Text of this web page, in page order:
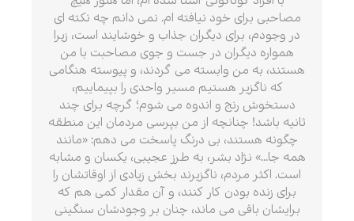
مصاحبی برای خود نیافته ام. نمی دانم چه نکته ای
در وجودم، برای دیگران جذاب و خوشایند است، زیرا
همواره دیگران در جست و جوی مصاحبت با من
هستند، به من وابسته می گردند، و پیوسته هنگامی
که ناگزیر هستیم مسیر واحدی را بپیماییم،
دستخوش رنج و اندوه می شوم؛ گرچه برای چند
ثانیه باشد! چنانچه از من بپرسی مردمان این منطقه
چگونه هستند، بی درنگ پاسخت می دهم: «مانند
همه جا...» نژاد بشر، به طرز عجیبی، یکسان و مشابه
است. اکثر مردم، ناگزیرند بخش زیادی از اوقاتشان را
برای زنده بودن کار کنند، و آن مقدار کمی هم که
برایشان باقی می ماند، چنان بر وجودشان سنگینی